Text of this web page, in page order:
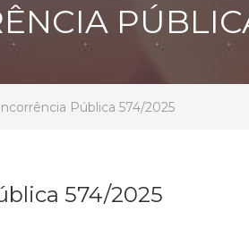
Pública 574/2025
574/2025